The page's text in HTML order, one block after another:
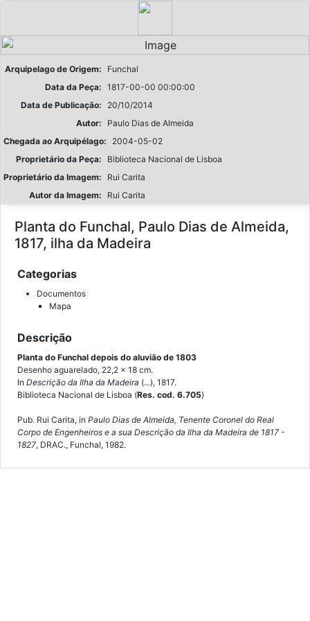
Arquipelago de Origem:
Funchal
Data da Peça: 1817-00-00 00:00:00
Data de Publicação:
20/10/2014
Autor:
Paulo Dias de Almeida
Chegada ao Arquipélago:
2004-05-02
Proprietário da Peça:
Biblioteca Nacional de Lisboa
Proprietário da Imagem:
Rui Carita
Autor da Imagem:
Rui Carita
Planta do Funchal, Paulo Dias de Almeida,
1817, ilha da Madeira
Categorias
Documentos
Mapa
Descrição
Planta do Funchal depois do aluvião de 1803
Desenho aguarelado, 22,2 x 18 cm.
In Descrição da Ilha da Madeira (...), 1817.
Biblioteca Nacional de Lisboa (Res. cod. 6.705)
Pub. Rui Carita, in Paulo Dias de Almeida, Tenente Coronel do Real
Corpo de Engenheiros e a sua Descrição da Ilha da Madeira de 1817 -
1827, DRAC., Funchal, 1982.